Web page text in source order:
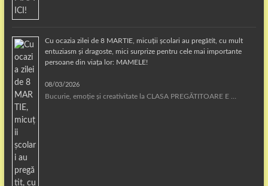
Cu ocazia zilei de 8 MARTIE, micuții școlari au pregătit, cu mult
entuziasm și dragoste, mici surprize pentru cele mai importante
persoane din viața lor: MAMELE!
08/03/2026
Bucurie, emoție și creativitate la CLASA PREGĂTITOARE E …